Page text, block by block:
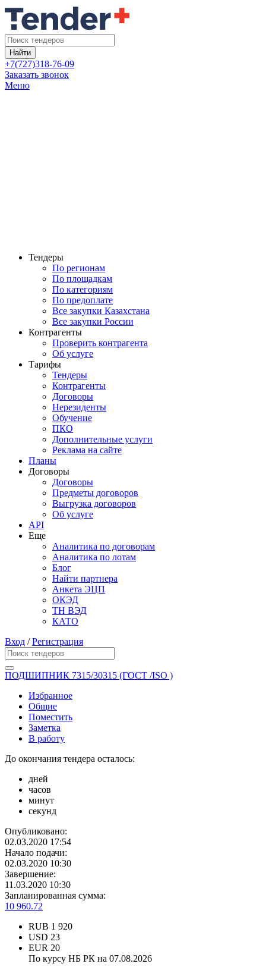
Найти
+7(727)318-76-09
Заказать звонок
Меню
Тендеры
По регионам
По площадкам
По категориям
По предоплате
Все закупки Казахстана
Все закупки России
Контрагенты
Проверить контрагента
Об услуге
Тарифы
Тендеры
Контрагенты
Договоры
Нерезиденты
Обучение
ПКО
Дополнительные услуги
Реклама на сайте
Планы
Договоры
Договоры
Предметы договоров
Выгрузка договоров
Об услуге
API
Еще
Аналитика по договорам
Аналитика по лотам
Блог
Найти партнера
Анкета ЭЦП
ОКЭД
ТН ВЭД
КАТО
Вход /Регистрация
ПОДШИПНИК 7315/30315 (ГОСТ /ISO )
Избранное
Общие
Поместить
Заметка
В работу
До окончания тендера осталось:
дней
часов
минут
секунд
Опубликовано:
02.03.2020 17:54
Начало подачи:
02.03.2020 10:30
Завершение:
11.03.2020 10:30
Запланированная сумма:
10 960.72
RUB 1 920
USD 23
EUR 20
По курсу НБ РК на 07.08.2026